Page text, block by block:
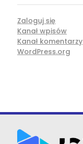
Zaloguj się
Kanał wpisów
Kanał komentarzy
WordPress.org